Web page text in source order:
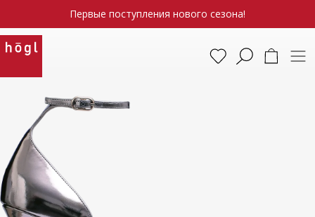
Первые поступления нового сезона!